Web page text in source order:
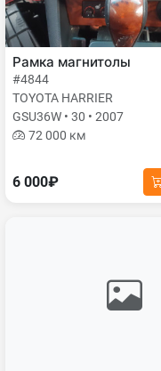
Рамка магнитолы
#4844
TOYOTA HARRIER
GSU36W • 30 • 2007
72 000 км
6 000₽